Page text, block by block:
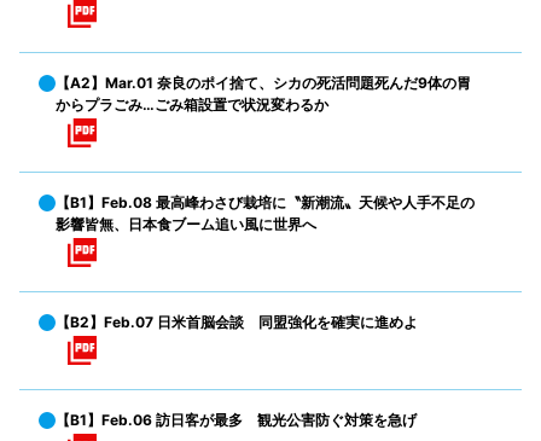
【A2】Mar.01 奈良のポイ捨て、シカの死活問題死んだ9体の胃
からプラごみ…ごみ箱設置で状況変わるか
【B1】Feb.08 最高峰わさび栽培に〝新潮流〟天候や人手不足の
影響皆無、日本食ブーム追い風に世界へ
【B2】Feb.07 日米首脳会談 同盟強化を確実に進めよ
【B1】Feb.06 訪日客が最多 観光公害防ぐ対策を急げ